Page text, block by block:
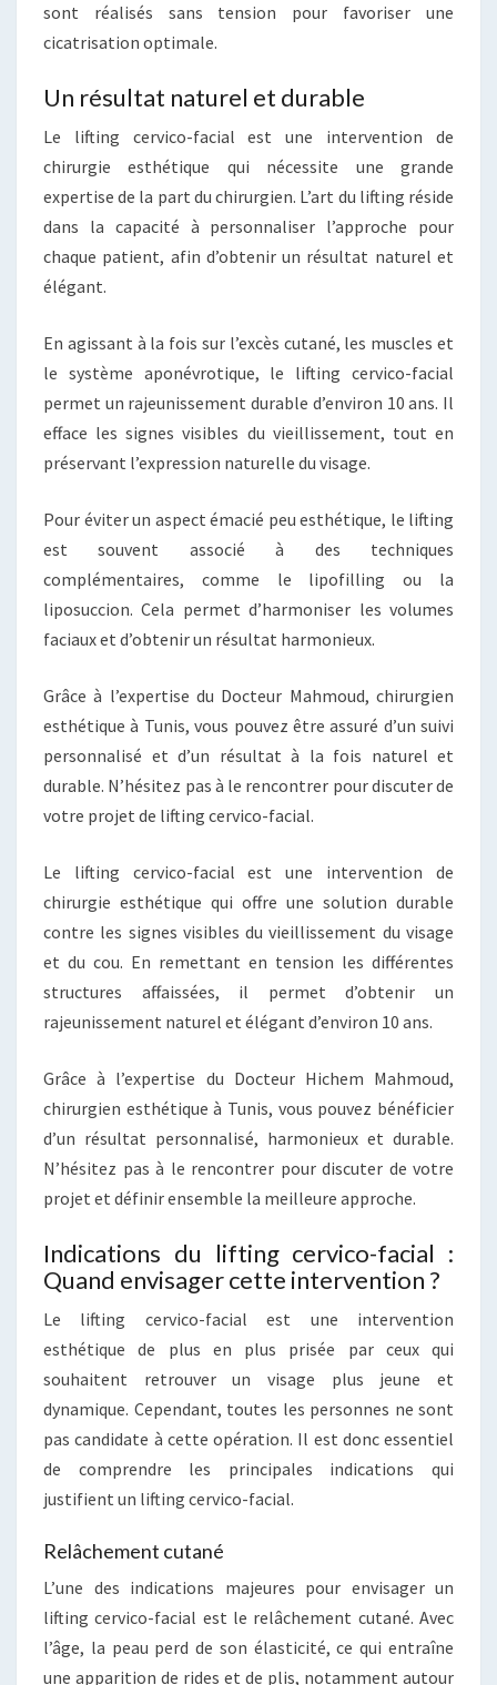
sont réalisés sans tension pour favoriser une
cicatrisation optimale.
Un résultat naturel et durable
Le lifting cervico-facial est une intervention de
chirurgie esthétique qui nécessite une grande
expertise de la part du chirurgien. L’art du lifting réside
dans la capacité à personnaliser l’approche pour
chaque patient, afin d’obtenir un résultat naturel et
élégant.
En agissant à la fois sur l’excès cutané, les muscles et
le système aponévrotique, le lifting cervico-facial
permet un rajeunissement durable d’environ 10 ans. Il
efface les signes visibles du vieillissement, tout en
préservant l’expression naturelle du visage.
Pour éviter un aspect émacié peu esthétique, le lifting
est souvent associé à des techniques
complémentaires, comme le lipofilling ou la
liposuccion. Cela permet d’harmoniser les volumes
faciaux et d’obtenir un résultat harmonieux.
Grâce à l’expertise du Docteur Mahmoud, chirurgien
esthétique à Tunis, vous pouvez être assuré d’un suivi
personnalisé et d’un résultat à la fois naturel et
durable. N’hésitez pas à le rencontrer pour discuter de
votre projet de lifting cervico-facial.
Le lifting cervico-facial est une intervention de
chirurgie esthétique qui offre une solution durable
contre les signes visibles du vieillissement du visage
et du cou. En remettant en tension les différentes
structures affaissées, il permet d’obtenir un
rajeunissement naturel et élégant d’environ 10 ans.
Grâce à l’expertise du Docteur Hichem Mahmoud,
chirurgien esthétique à Tunis, vous pouvez bénéficier
d’un résultat personnalisé, harmonieux et durable.
N’hésitez pas à le rencontrer pour discuter de votre
projet et définir ensemble la meilleure approche.
Indications du lifting cervico-facial :
Quand envisager cette intervention ?
Le lifting cervico-facial est une intervention
esthétique de plus en plus prisée par ceux qui
souhaitent retrouver un visage plus jeune et
dynamique. Cependant, toutes les personnes ne sont
pas candidate à cette opération. Il est donc essentiel
de comprendre les principales indications qui
justifient un lifting cervico-facial.
Relâchement cutané
L’une des indications majeures pour envisager un
lifting cervico-facial est le relâchement cutané. Avec
l’âge, la peau perd de son élasticité, ce qui entraîne
une apparition de rides et de plis, notamment autour